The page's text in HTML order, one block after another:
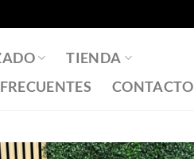
TIENDA
CONTACTO